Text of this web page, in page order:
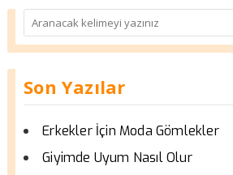
Son Yazılar
Erkekler İçin Moda Gömlekler
Giyimde Uyum Nasıl Olur